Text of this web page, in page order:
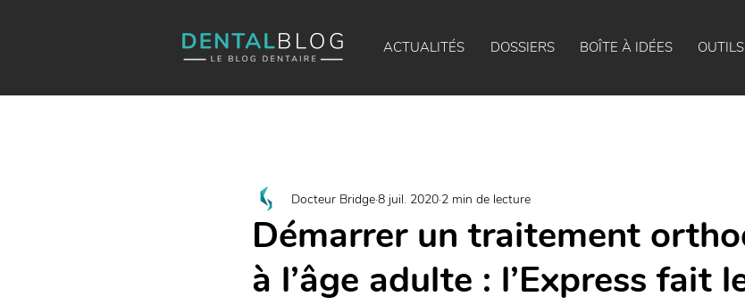
ACTUALITÉS DOSSIERS BOÎTE À IDÉES
Démarrer un traitement
à l’âge adulte : l’Express fait
Docteur Bridge8 juil. 2020 2 min de lecture